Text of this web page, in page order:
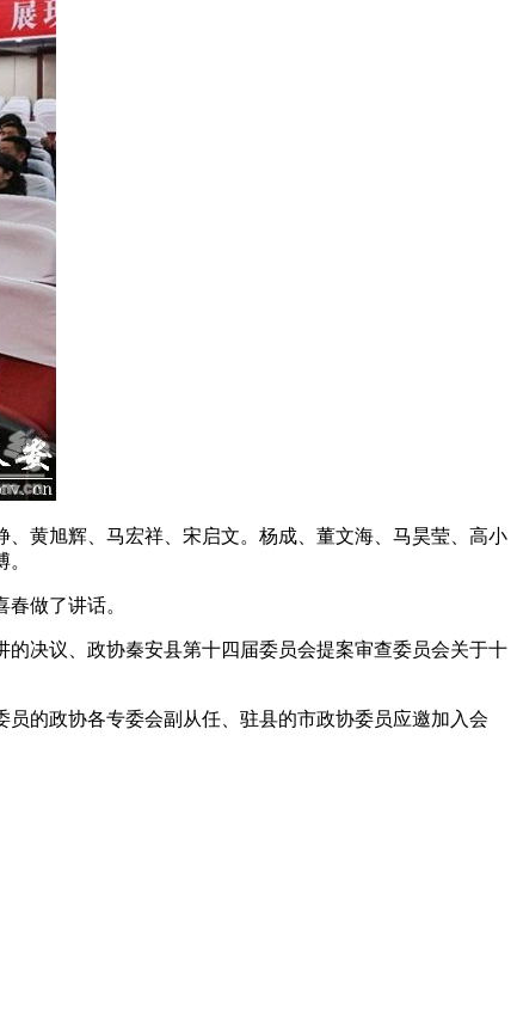
黄旭辉、马宏祥、宋启文。杨成、董文海、马昊莹、高小
做了讲话。
决议、政协秦安县第十四届委员会提案审查委员会关于十
的政协各专委会副从任、驻县的市政协委员应邀加入会